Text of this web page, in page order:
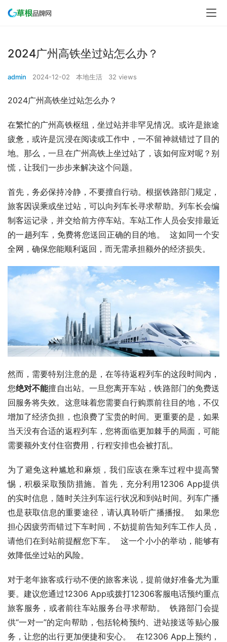
2024广州高铁坐过站怎么办？
admin 2024-12-02 本地生活 32 views
2024广州高铁坐过站怎么办？
在繁忙的广州高铁枢纽，坐过站并非罕见情况。或许是旅途
疲惫，或许是沉浸在阅读或工作中，一不留神就错过了目的
地。那么，一旦在广州高铁上坐过站了，该如何应对呢？别
慌，让我们一步步来解决这个问题。
首先，务必保持冷静，不要擅自行动。根据铁路部门规定，
旅客因误乘或坐过站，可以向列车长寻求帮助。列车长会编
制客运记录，并交给前方停车站。车站工作人员会安排最近
的一趟列车，免费将您送回正确的目的地。  这如同一个安
全网，确保您能顺利返回，而无需承担额外的经济损失。
然而，需要特别注意的是，在等待返程列车的这段时间内，
您绝对不能擅自出站。一旦您离开车站，铁路部门的免费送
回服务将失效。这意味着您需要自行购票前往目的地，不仅
增加了经济负担，也浪费了宝贵的时间。更重要的是，如果
当天没有合适的返程列车，您将面临更加棘手的局面，可能
需要额外支付住宿费用，行程安排也会被打乱。
为了避免这种尴尬和麻烦，我们应该在乘车过程中提高警
惕，积极采取预防措施。首先，充分利用12306 App提供
的实时信息，随时关注列车运行状况和到站时间。列车广播
也是获取信息的重要途径，请认真聆听广播播报。  如果您
担心因疲劳而错过下车时间，不妨提前告知列车工作人员，
请他们在到站前提醒您下车。  这一个小小的举动，能够有
效降低坐过站的风险。
对于老年旅客或行动不便的旅客来说，提前做好准备尤为重
要。建议您通过12306 App或拨打12306客服电话预约重点
旅客服务，或者前往车站服务台寻求帮助。  铁路部门会提
供“一对一”的定向帮助，包括轮椅预约、进站接送等贴心服
务，让您的出行更加便捷和安心。  在12306 App上预约，